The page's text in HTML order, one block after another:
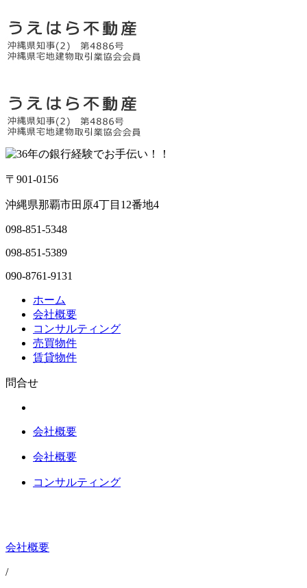
〒901-0156
沖縄県那覇市田原4丁目12番地4
098-851-5348
098-851-5389
090-8761-9131
ホーム
会社概要
コンサルティング
売買物件
賃貸物件
問合せ
会社概要
会社概要
コンサルティング
会社概要
/